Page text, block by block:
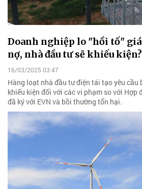
Doanh nghiệp lo "hồi tố" giá
nợ, nhà đầu tư sẽ khiếu kiện?
16/03/2025 03:47
Hàng loạt nhà đầu tư điện tái tạo yêu cầu
khiếu kiện đối với các vi phạm so với Hợp
đã ký với EVN và bồi thường tổn hại.